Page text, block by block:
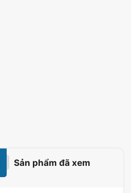
Sản phẩm đã xem